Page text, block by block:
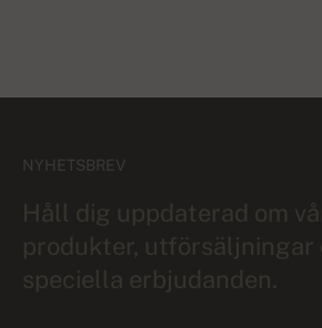
NYHETSBREV
Håll dig uppdaterad om
produkter, utförsäljningar
speciella erbjudanden.